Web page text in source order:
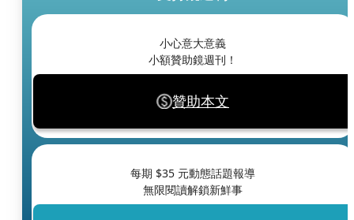
小心意大意義
小額贊助鏡週刊！
贊助本文
每期 $35 元動態話題報導
無限閱讀解鎖新鮮事